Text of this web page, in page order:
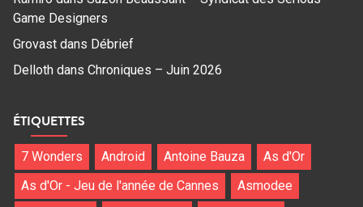
Game Designers
Grovast dans Débrief
Delloth dans Chroniques – Juin 2026
ÉTIQUETTES
7 Wonders Android Antoine Bauza
As d'Or
As d'Or - Jeu de l'année de Cannes
Asmodee